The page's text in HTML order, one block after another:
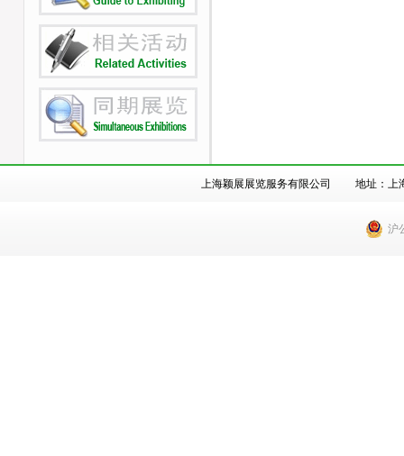
上海颖展展览服务有限公司 地址：上
沪